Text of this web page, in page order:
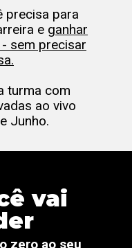
precisa para
e ganhar
sem precisar
turma com
ao vivo
Junho.
vai
zero ao seu